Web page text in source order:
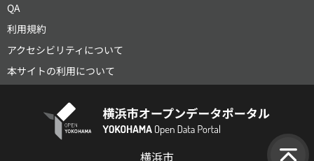
QA
利用規約
アクセシビリティについて
本サイトの利用について
横浜市